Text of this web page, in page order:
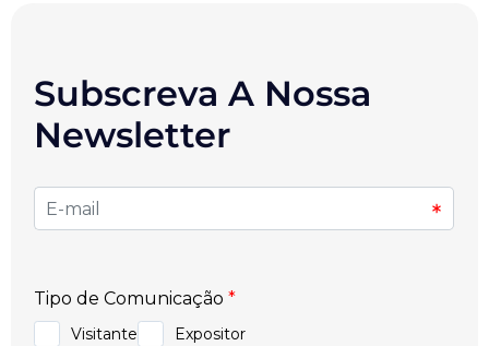
Subscreva A Nossa
Newsletter